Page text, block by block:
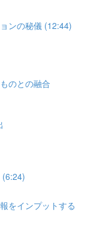
ンの秘儀 (12:44)
のとの融合
をインプットする